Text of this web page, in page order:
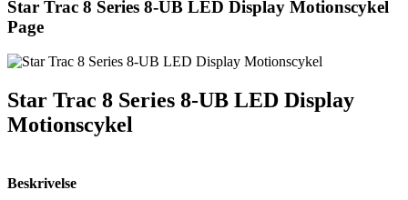
Star Trac 8 Series 8-UB LED Display Motionscykel
Page
Star Trac 8 Series 8-UB LED Display
Motionscykel
Beskrivelse